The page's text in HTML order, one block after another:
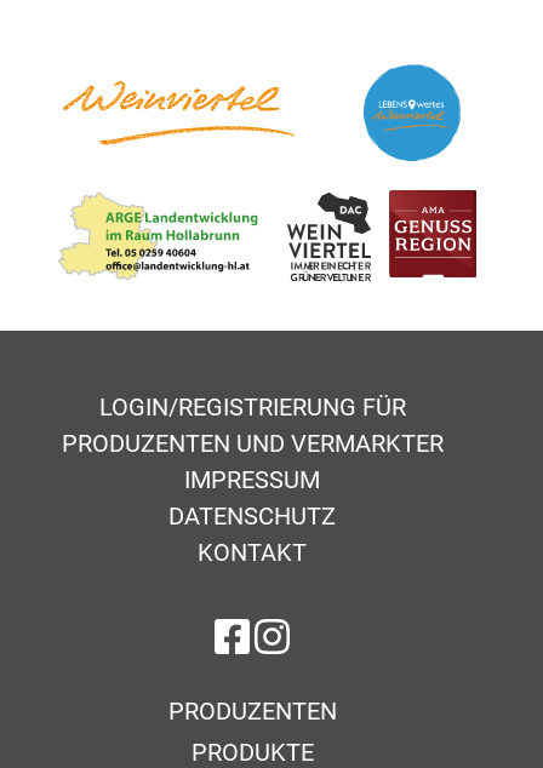
LOGIN/REGISTRIERUNG FÜR
PRODUZENTEN UND VERMARKTER
IMPRESSUM
DATENSCHUTZ
KONTAKT
auf Facebook
auf Instagram
PRODUZENTEN
PRODUKTE